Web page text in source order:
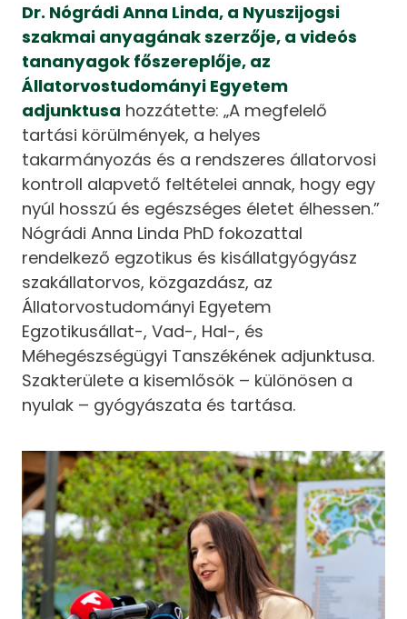
Dr. Nógrádi Anna Linda, a Nyuszijogsi
szakmai anyagának szerzője, a videós
tananyagok főszereplője, az
Állatorvostudományi Egyetem
adjunktusa hozzátette: „A megfelelő
tartási körülmények, a helyes
takarmányozás és a rendszeres állatorvosi
kontroll alapvető feltételei annak, hogy egy
nyúl hosszú és egészséges életet élhessen.”
Nógrádi Anna Linda PhD fokozattal
rendelkező egzotikus és kisállatgyógyász
szakállatorvos, közgazdász, az
Állatorvostudományi Egyetem
Egzotikusállat-, Vad-, Hal-, és
Méhegészségügyi Tanszékének adjunktusa.
Szakterülete a kisemlősök – különösen a
nyulak – gyógyászata és tartása.